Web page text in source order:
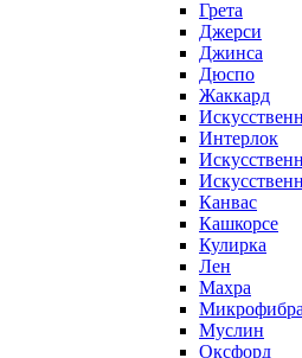
Грета
Джерси
Джинса
Дюспо
Жаккард
Интерлок
Канвас
Кашкорсе
Кулирка
Лен
Махра
Микрофибра
Муслин
Оксфорд